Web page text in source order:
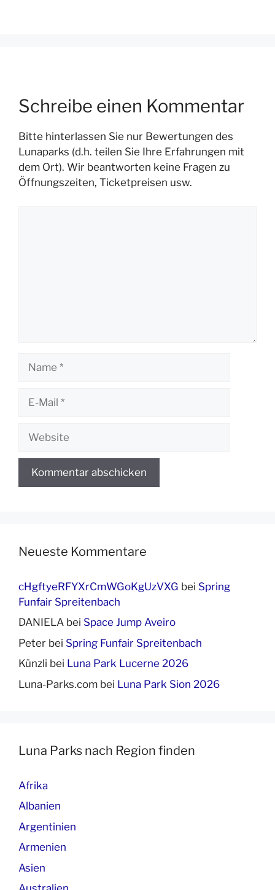
Schreibe einen Kommentar
Bitte hinterlassen Sie nur Bewertungen des
Lunaparks (d.h. teilen Sie Ihre Erfahrungen mit
dem Ort). Wir beantworten keine Fragen zu
Öffnungszeiten, Ticketpreisen usw.
Mail
Neueste Kommentare
cHgftyeRFYXrCmWGoKgUzVXG bei Spring
Funfair Spreitenbach
DANIELA bei Space Jump Aveiro
Peter bei Spring Funfair Spreitenbach
Künzli bei Luna Park Lucerne 2026
Luna-Parks.com bei Luna Park Sion 2026
Luna Parks nach Region finden
Afrika
Albanien
Argentinien
Armenien
Asien